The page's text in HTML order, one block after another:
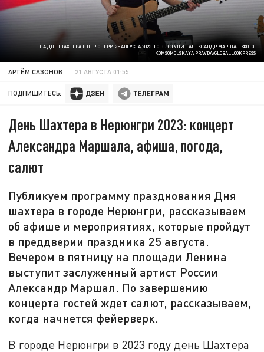
НА ДНЕ ШАХТЕРА В НЕРЮНГРИ 25 АВГУСТА 2023-ГО ВЫСТУПИТ АЛЕКСАНДР МАРШАЛ. ФОТО:
KOMSOMOLSKAYA PRAVDA/GLOBALLOOKPRESS
АРТЁМ САЗОНОВ 21 АВГУСТА 01:55
ПОДПИШИТЕСЬ:
День Шахтера в Нерюнгри 2023: концерт
Александра Маршала, афиша, погода,
салют
Публикуем программу празднования Дня
шахтера в городе Нерюнгри, рассказываем
об афише и мероприятиях, которые пройдут
в преддверии праздника 25 августа.
Вечером в пятницу на площади Ленина
выступит заслуженный артист России
Александр Маршал. По завершению
концерта гостей ждет салют, рассказываем,
когда начнется фейерверк.
В городе Нерюнгри в 2023 году день Шахтера